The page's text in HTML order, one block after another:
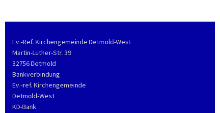
Ev.-Ref. Kirchengemeinde Detmold-West
Martin-Luther-Str. 39
32756 Detmold
Bankverbindung
Ev.-ref. Kirchengemeinde
Detmold-West
KD-Bank